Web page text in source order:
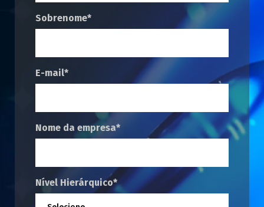
Sobrenome*
E-mail*
Nome da empresa*
Nível Hierárquico*